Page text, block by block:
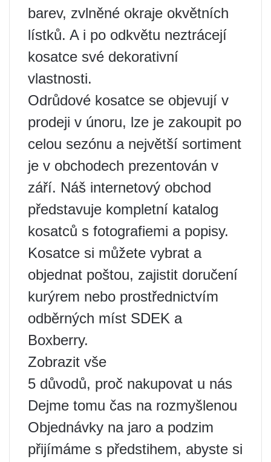
barev, zvlněné okraje okvětních
lístků. A i po odkvětu neztrácejí
kosatce své dekorativní
vlastnosti.
Odrůdové kosatce se objevují v
prodeji v únoru, lze je zakoupit po
celou sezónu a největší sortiment
je v obchodech prezentován v
září. Náš internetový obchod
představuje kompletní katalog
kosatců s fotografiemi a popisy.
Kosatce si můžete vybrat a
objednat poštou, zajistit doručení
kurýrem nebo prostřednictvím
odběrných míst SDEK a
Boxberry.
Zobrazit vše
5 důvodů, proč nakupovat u nás
Dejme tomu čas na rozmyšlenou
Objednávky na jaro a podzim
přijímáme s předstihem, abyste si